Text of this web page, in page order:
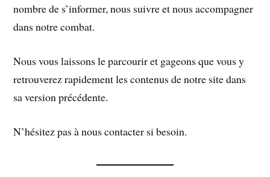
nombre de s’informer, nous suivre et nous accompagner
dans notre combat.
Nous vous laissons le parcourir et gageons que vous y
retrouverez rapidement les contenus de notre site dans
sa version précédente.
N’hésitez pas à nous contacter si besoin.